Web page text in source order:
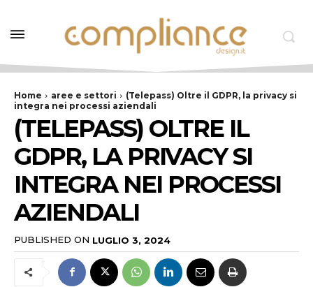
Home aree e settori
(Telepass) Oltre il GDPR, la privacy si
integra nei processi aziendali
(TELEPASS) OLTRE IL
GDPR, LA PRIVACY SI
INTEGRA NEI PROCESSI
AZIENDALI
PUBLISHED ON LUGLIO 3, 2024